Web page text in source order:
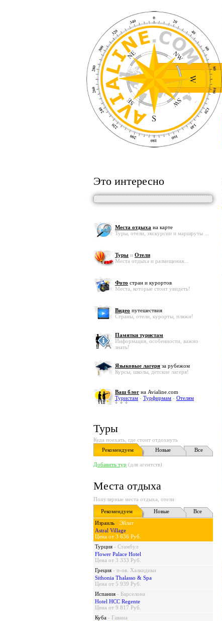
Это интересно
Места отдыха на карте
Туры, отели, экскурсии и маршруты ...
Туры и Отели
Места отдыха и размещения...
Фото стран и курортов
Места, которые стоит увидеть!
Видео путешествия
Страны, отели, курорты, пляжи!
Памятки туристам
Информация, особенности, важно
знать!
Языковые лагеря за рубежом
Курсы, школы, детские лагеря!
Ваш блог на Avialine.com
Туристам - Турфирмам - Отелям
Туры
Куда поехать, где стоит отдохнуть
Рекомендуем
Новые Все
Добавить тур (для агентств)
Места отдыха
Популярные места отдыха, отели
Рекомендуем
Новые
Все
Израиль - Эйлат
Astral Village
Цена от 3 636 Руб.
Турция - Стамбул
Flower Palace Hotel
Цена от 3 333 Руб.
Греция - п-ов. Халкидики
Sithonia Thalasso & Spa
Цена от 5 939 Руб.
Испания - Барселона
Hotel HCC Regente
Цена от 9 817 Руб.
Куба - Гавана